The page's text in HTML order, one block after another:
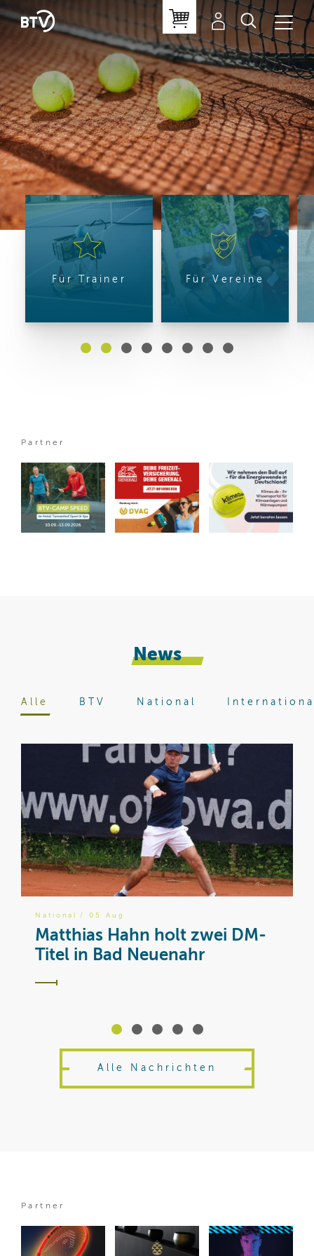
Für Trainer Für Vereine
Partner
News
Alle BTV National
National / 05 Aug
Matthias Hahn holt zwei DM-
Titel in Bad Neuenahr
Alle Nachrichten
Partner